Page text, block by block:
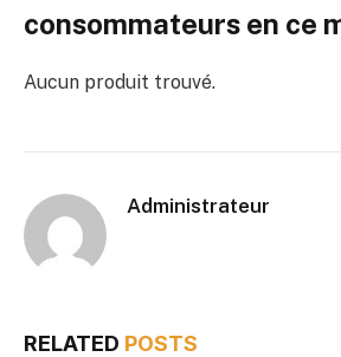
consommateurs en ce
Aucun produit trouvé.
Administrateur
RELATED POSTS